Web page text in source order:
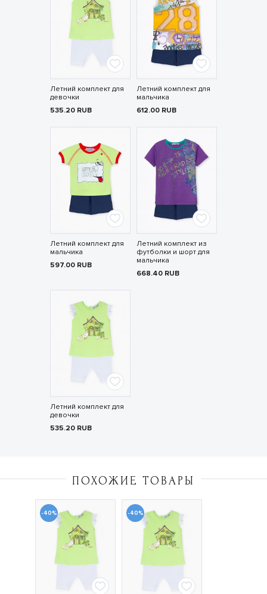
Летний комплект для
девочки
535.20 RUB
Летний комплект для
мальчика
612.00 RUB
Летний комплект для
мальчика
597.00 RUB
Летний комплект из
футболки и шорт для
мальчика
668.40 RUB
Летний комплект для
девочки
535.20 RUB
ПОХОЖИЕ ТОВАРЫ
-40% -40%